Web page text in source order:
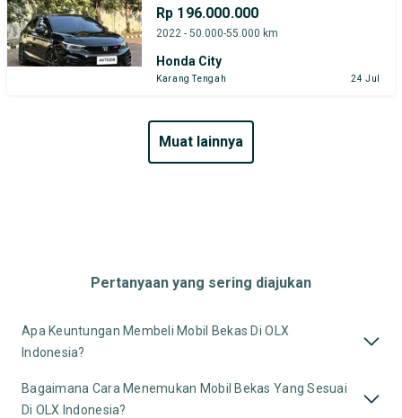
Rp 196.000.000
2022 - 50.000-55.000 km
Honda City
Karang Tengah 24 Jul
muat lainnya
Pertanyaan yang sering diajukan
Apa Keuntungan Membeli Mobil Bekas Di OLX
Indonesia?
Bagaimana Cara Menemukan Mobil Bekas Yang Sesuai
Di OLX Indonesia?